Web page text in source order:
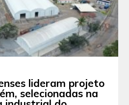
lideram projeto
selecionadas na